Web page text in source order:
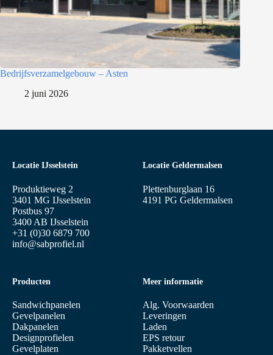
Bedrijfsverzamelgebouw – Asten
2 juni 2026
Locatie IJsselstein
Produktieweg 2
3401 MG IJsselstein
Postbus 97
3400 AB IJsselstein
+31 (0)30 6879 700
info@sabprofiel.nl
Producten
Sandwichpanelen
Gevelpanelen
Dakpanelen
Designprofielen
Gevelplaten
Meer informatie
Alg. Voorwaarden
Leveringen
Laden
EPS retour
Pakketvellen
Locatie Geldermalsen
Plettenburglaan 16
4191 PG Geldermalsen